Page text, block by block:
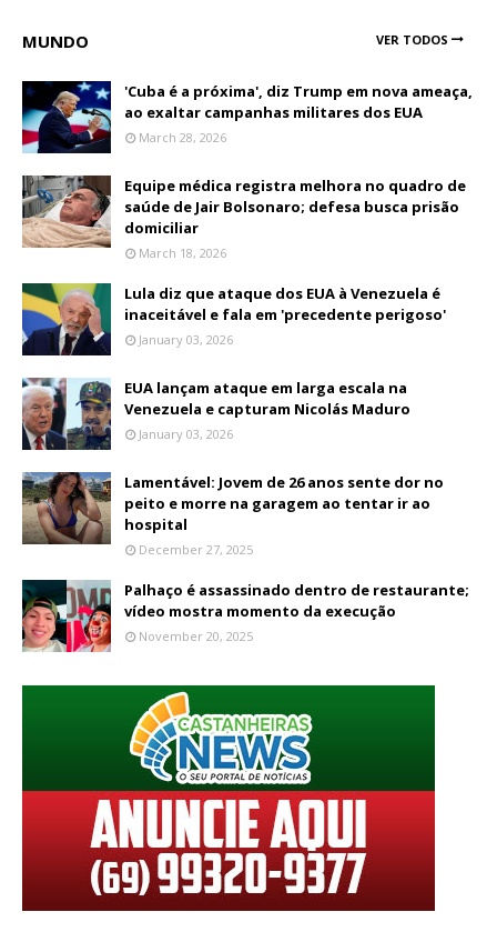
MUNDO VER TODOS
'Cuba é a próxima', diz Trump em nova ameaça,
ao exaltar campanhas militares dos EUA
March 28, 2026
Equipe médica registra melhora no quadro de
saúde de Jair Bolsonaro; defesa busca prisão
domiciliar
March 18, 2026
Lula diz que ataque dos EUA à Venezuela é
inaceitável e fala em 'precedente perigoso'
January 03, 2026
EUA lançam ataque em larga escala na
Venezuela e capturam Nicolás Maduro
January 03, 2026
Lamentável: Jovem de 26 anos sente dor no
peito e morre na garagem ao tentar ir ao
hospital
December 27, 2025
Palhaço é assassinado dentro de restaurante;
vídeo mostra momento da execução
November 20, 2025